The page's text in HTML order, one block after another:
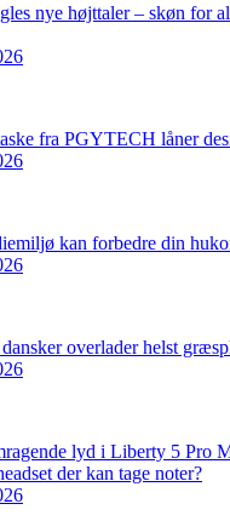
nye højttaler – skøn for
fra PGYTECH låner
kan forbedre din
overlader helst
lyd i Liberty 5 Pro
der kan tage noter?